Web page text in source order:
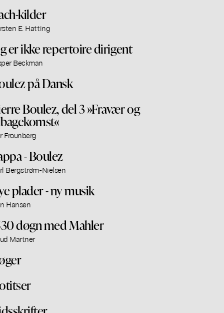
kilder
E. Hatting
er ikke repertoire dirigent
Beckman
på Dansk
Boulez, del 3 »Fravær og
Frounberg
- Boulez
Bergstrøm-Nielsen
plader - ny musik
Hansen
døgn med Mahler
Martner